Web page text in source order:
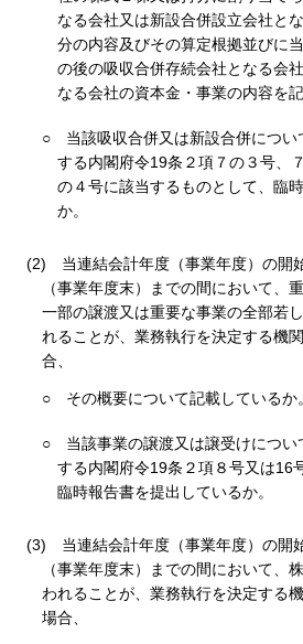
なる会社又は新設合併設立会社と
分の内容及びその算定根拠並びに
の後の吸収合併存続会社となる会
なる会社の資本金・事業の内容を
○
当該吸収合併又は新設合併につ
する内閣府令19条２項７の３号、
の４号に該当するものとして、臨
か。
(2)
当連結会計年度（事業年度）の開
（事業年度末）までの間において、
一部の譲渡又は重要な事業の全部若
れることが、業務執行を決定する機
合、
○ その概要について記載しているか。
○
当該事業の譲渡又は譲受けにつ
する内閣府令19条２項８号又は16
臨時報告書を提出しているか。
(3)
当連結会計年度（事業年度）の開
（事業年度末）までの間において、
われることが、業務執行を決定する
場合、